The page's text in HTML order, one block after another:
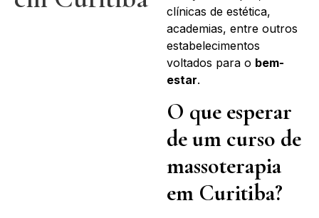
clínicas de estética,
academias, entre outros
estabelecimentos
voltados para o bem-
estar.
O que esperar
de um curso de
massoterapia
em Curitiba?